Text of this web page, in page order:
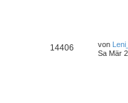
14406 von
Sa Mär